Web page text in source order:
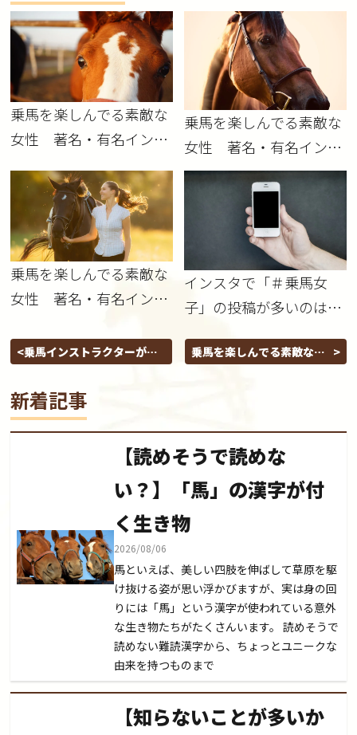
乗馬を楽しんでる素敵な
女性 著名・有名インス
その１
乗馬を楽しんでる素敵な
女性 著名・有名インス
タグラマーさんを紹介！
乗馬を楽しんでる素敵な
女性 著名・有名インス
その３
インスタで「＃乗馬女
子」の投稿が多いのはな
乗馬インストラクターが心
乗馬を楽しんでる素敵な女
新着記事
【読めそうで読めな
い？】「馬」の漢字が付
く生き物
2026/08/06
馬といえば、美しい四肢を伸ばして草原を駆
け抜ける姿が思い浮かびますが、実は身の回
りには「馬」という漢字が使われている意外
な生き物たちがたくさんいます。 読めそうで
読めない難読漢字から、ちょっとユニークな
由来を持つものまで
【知らないことが多いか